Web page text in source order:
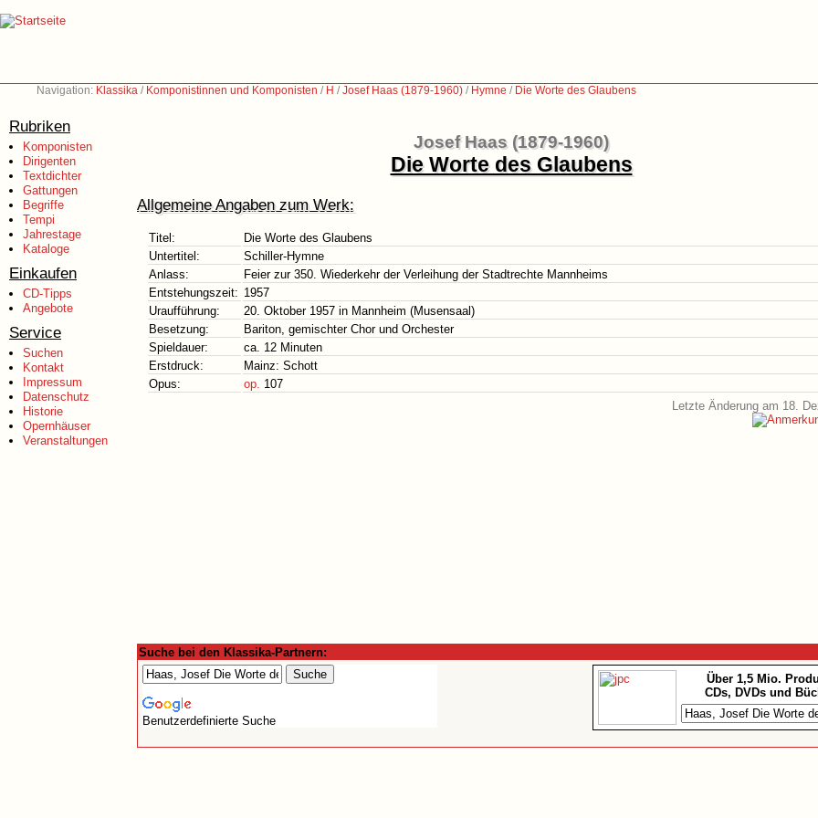
Navigation: Klassika / Komponistinnen und Komponisten / H /Josef Haas (1879-1960) / Hymne / Die Worte des Glaubens
Rubriken
Komponisten
Dirigenten
Textdichter
Gattungen
Begriffe
Tempi
Jahrestage
Kataloge
Einkaufen
CD-Tipps
Angebote
Service
Suchen
Kontakt
Impressum
Datenschutz
Historie
Opernhäuser
Veranstaltungen
Josef Haas (1879-1960)
Die Worte des Glaubens
Allgemeine Angaben zum Werk:
Titel:
Die Worte des Glaubens
Untertitel:
Schiller-Hymne
Anlass:
Feier zur 350. Wiederkehr der Verleihung der Stadtrechte Mannheims
Entstehungszeit: 1957
Uraufführung:
20. Oktober 1957 in Mannheim (Musensaal)
Besetzung:
Bariton, gemischter Chor und Orchester
Spieldauer:
ca. 12 Minuten
Erstdruck:
Mainz: Schott
Opus:
op. 107
Letzte Änderung am 18.
Suche bei den Klassika-Partnern:
Benutzerdefinierte Suche
Über 1,5 Mio.
CDs, DVDs und